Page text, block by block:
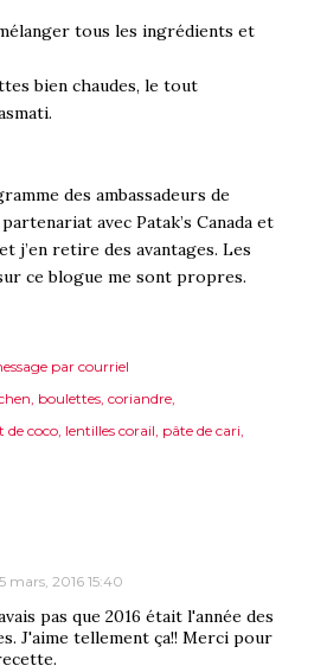
tous les ingrédients et
bien chaudes, le tout
des ambassadeurs de
avec Patak’s Canada et
j’en retire des avantages. Les
ce blogue me sont propres.
par courriel
boulettes coriandre
de coco lentilles corail pâte de cari
mars, 2016 15:40
pas que 2016 était l'année des
J'aime tellement ça!! Merci pour